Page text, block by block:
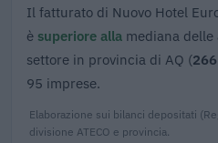
Il fatturato di Nuovo Hotel
è superiore alla mediana delle
settore in provincia di AQ (
95 imprese.
Elaborazione sui bilanci depositati
divisione ATECO e provincia.